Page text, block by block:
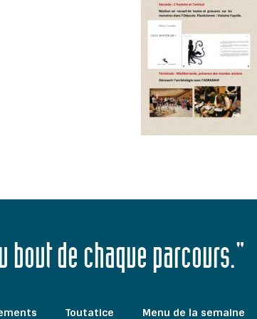
bout de chaque parcours."
Toutatice Menu de la semaine